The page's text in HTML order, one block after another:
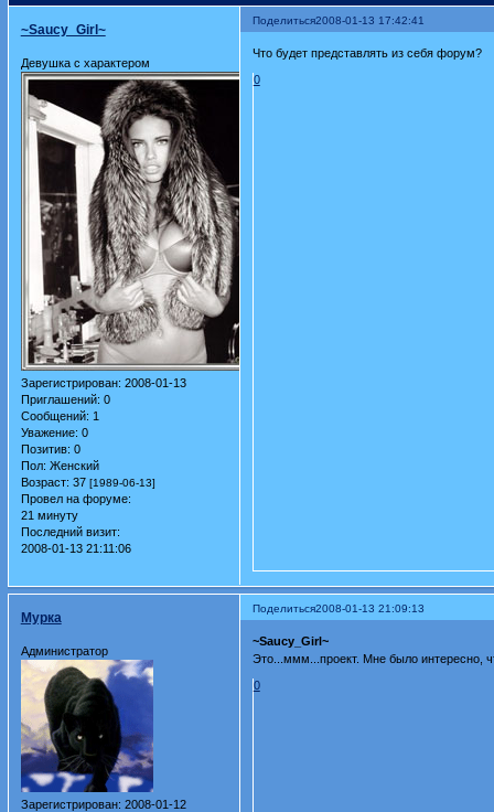
Поделиться2008-01-13 17:42:41
~Saucy_Girl~
Девушка с характером
Зарегистрирован: 2008-01-13
Приглашений: 0
Сообщений: 1
Уважение: 0
Позитив: 0
Пол: Женский
Возраст: 37 [1989-06-13]
Провел на форуме:
21 минуту
Последний визит:
2008-01-13 21:11:06
Что будет представлять из себя форум?
0
Поделиться2008-01-13 21:09:13
Мурка
Администратор
Зарегистрирован: 2008-01-12
~Saucy_Girl~
Это...ммм...проект. Мне было интересно,
0